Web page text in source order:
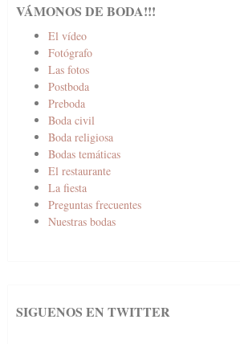
VÁMONOS DE BODA!!!
El vídeo
Fotógrafo
Las fotos
Postboda
Preboda
Boda civil
Boda religiosa
Bodas temáticas
El restaurante
La fiesta
Preguntas frecuentes
Nuestras bodas
SIGUENOS EN TWITTER